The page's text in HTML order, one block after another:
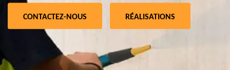
CONTACTEZ-NOUS RÉALISATIONS